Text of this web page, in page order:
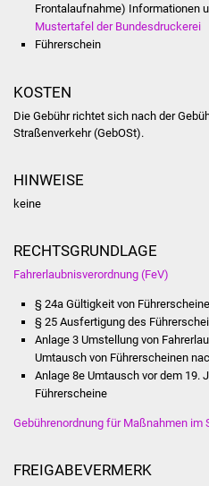
Frontalaufnahme) Informationen
Mustertafel der Bundesdruckerei
Führerschein
KOSTEN
Die Gebühr richtet sich nach der
Straßenverkehr (GebOSt).
HINWEISE
keine
RECHTSGRUNDLAGE
Fahrerlaubnisverordnung (FeV)
§ 24a Gültigkeit von
§ 25 Ausfertigung des
Anlage 3 Umstellung von
Umtausch von Führerscheinen
Anlage 8e Umtausch vor dem 19.
Führerscheine
Gebührenordnung für Maßnahmen im
FREIGABEVERMERK